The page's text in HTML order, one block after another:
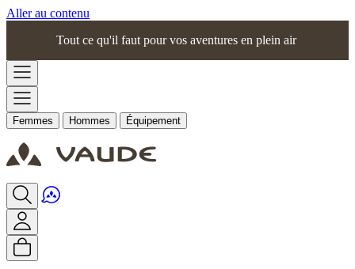
Aller au contenu
Tout ce qu'il faut pour vos aventures en plein air
Femmes Hommes Équipement